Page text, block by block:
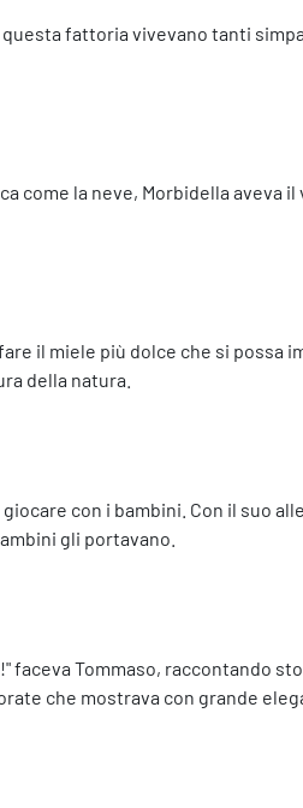
fattoria vivevano tanti
come la neve, Morbidella aveva
il miele più dolce che si possa
della natura.
con i bambini. Con il suo
gli portavano.
faceva Tommaso, raccontando
che mostrava con grande